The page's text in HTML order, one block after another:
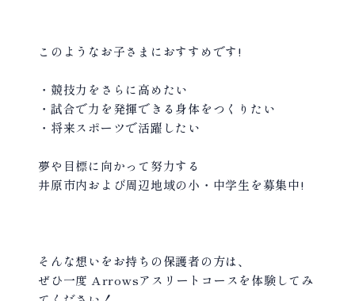
このようなお子さまにおすすめです!
・競技力をさらに高めたい
・試合で力を発揮できる身体をつくりたい
・将来スポーツで活躍したい
夢や目標に向かって努力する
井原市内および周辺地域の小・中学生を募集中!
そんな想いをお持ちの保護者の方は、
ぜひ一度 Arrowsアスリートコースを体験してみ